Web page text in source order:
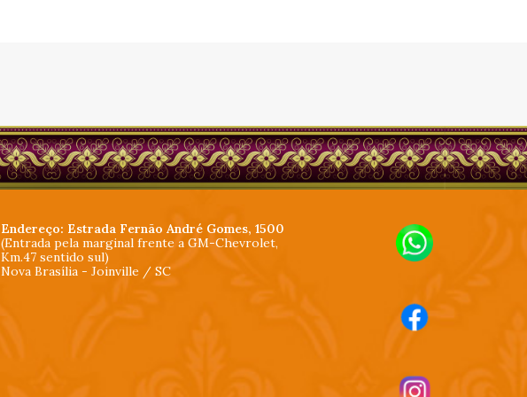
Endereço: Estrada Fernão André Gomes, 1500
(Entrada pela marginal frente a GM-Chevrolet,
Km.47 sentido sul)
Nova Brasília - Joinville / SC